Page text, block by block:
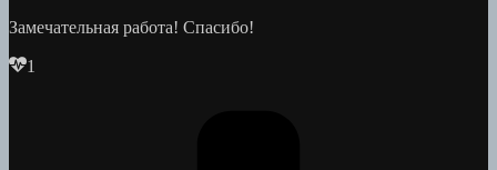
Замечательная работа! Спасибо!
1